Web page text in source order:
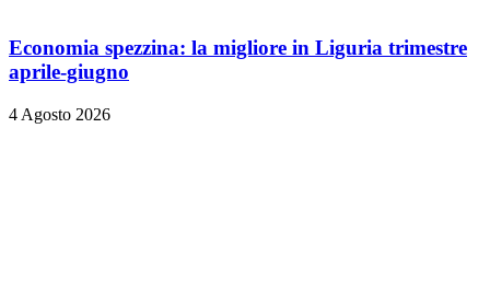
Economia spezzina: la migliore in Liguria trimestre
aprile-giugno
4 Agosto 2026